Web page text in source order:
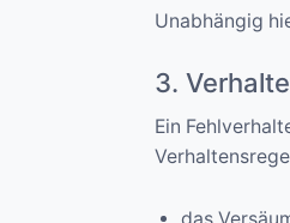
Unabhängig
3.
Ein